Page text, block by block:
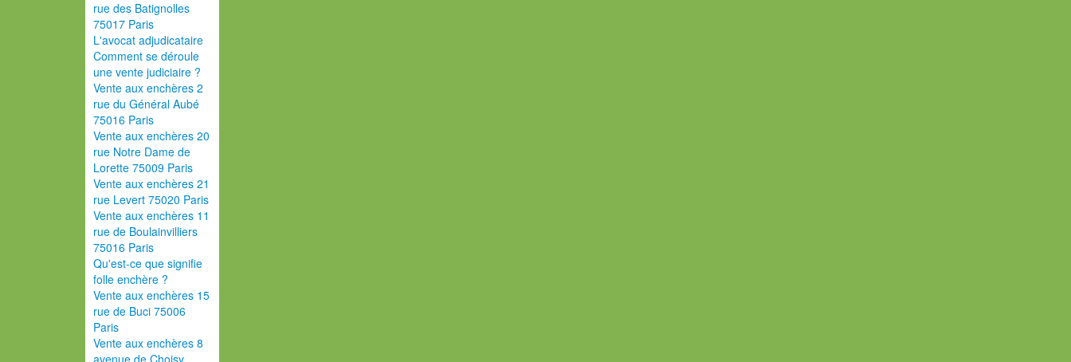
rue des Batignolles
75017 Paris
L'avocat adjudicataire
Comment se déroule
une vente judiciaire ?
Vente aux enchères 2
rue du Général Aubé
75016 Paris
Vente aux enchères 20
rue Notre Dame de
Lorette 75009 Paris
Vente aux enchères 21
rue Levert 75020 Paris
Vente aux enchères 11
rue de Boulainvilliers
75016 Paris
Qu'est-ce que signifie
folle enchère ?
Vente aux enchères 15
rue de Buci 75006
Paris
Vente aux enchères 8
avenue de Choisy